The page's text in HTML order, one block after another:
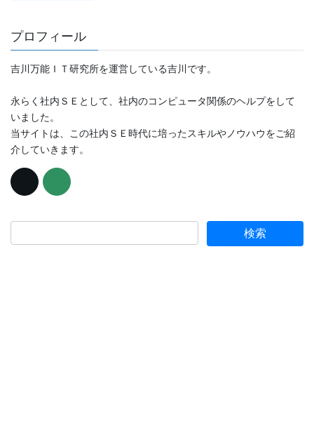
プロフィール
吉川万能ＩＴ研究所を運営している吉川です。
永らく社内ＳＥとして、社内のコンピュータ関係のヘルプをして
いました。
当サイトは、この社内ＳＥ時代に培ったスキルやノウハウをご紹
介していきます。